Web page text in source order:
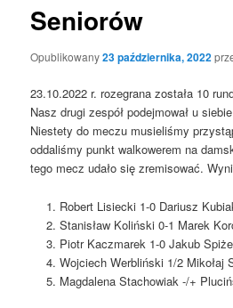
Seniorów
Opublikowany23 października, 2022
23.10.2022 r. rozegrana została 10
Nasz drugi zespół podejmował u
Niestety do meczu musieliśmy
oddaliśmy punkt walkowerem na
tego mecz udało się zremisować.
Robert Lisiecki 1-0 Dariusz
Stanisław Koliński 0-1 Marek
Piotr Kaczmarek 1-0 Jakub
Wojciech Werbliński 1/2 Mikołaj
Magdalena Stachowiak -/+